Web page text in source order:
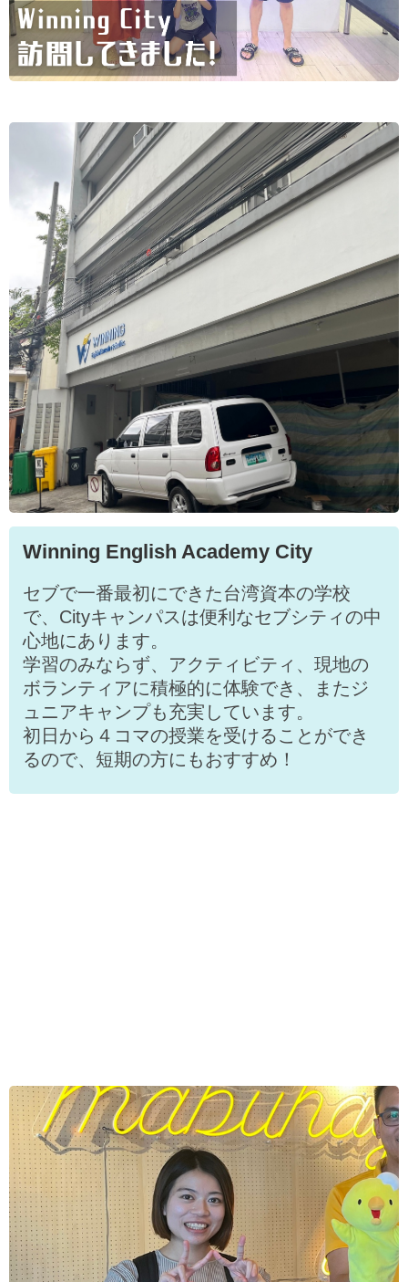
Winning English Academy City
セブで一番最初にできた台湾資本の学校
で、Cityキャンパスは便利なセブシティの中
心地にあります。
学習のみならず、アクティビティ、現地の
ボランティアに積極的に体験でき、またジ
ュニアキャンプも充実しています。
初日から４コマの授業を受けることができ
るので、短期の方にもおすすめ！